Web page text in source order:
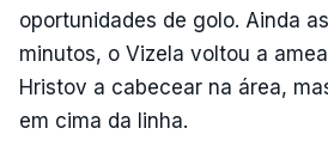
oportunidades de golo. Ainda
minutos, o Vizela voltou a
Hristov a cabecear na área,
em cima da linha.